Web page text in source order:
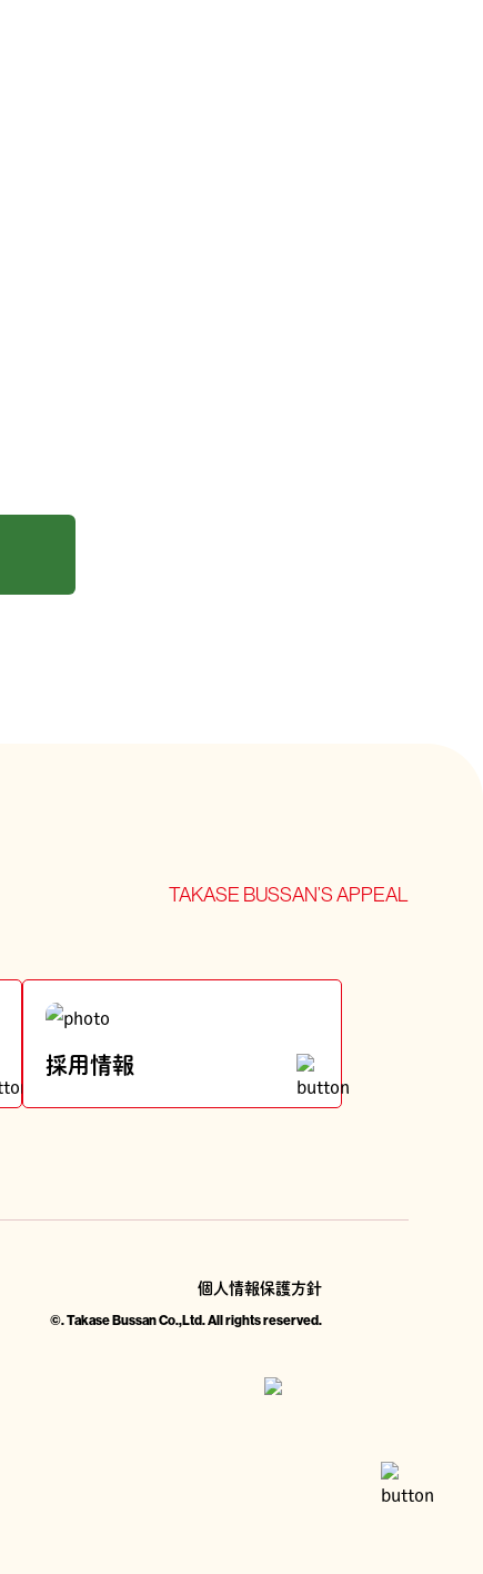
TAKASE BUSSAN’S APPEAL
採用情報
個人情報保護方針
©. Takase Bussan Co.,Ltd. All rights reserved.